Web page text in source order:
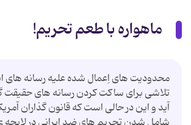
ماهواره با طعم تحریم!
محدودیت های اِعمال شده علیه رسانه های
تلاشی برای ساکت کردن رسانه های حقیقت
‌آید و این در حالی است که قانون گذاران